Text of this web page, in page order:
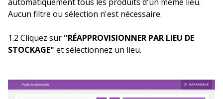
Aucun filtre ou sélection n'est nécessaire.
1.2 Cliquez sur "RÉAPPROVISIONNER PAR LIEU DE
STOCKAGE" et sélectionnez un lieu.